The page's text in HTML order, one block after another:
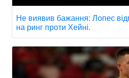
Не виявив бажання: Лопес
на ринг проти Хейні.